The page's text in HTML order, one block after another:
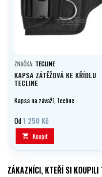
ZNAČKA: TECLINE
KAPSA ZÁTĚŽOVÁ KE KŘÍDLU
TECLINE
Kapsa na závaží, Tecline
Od1 250 Kč
 Koupit
ZÁKAZNÍCI, KTEŘÍ SI KOUPILI